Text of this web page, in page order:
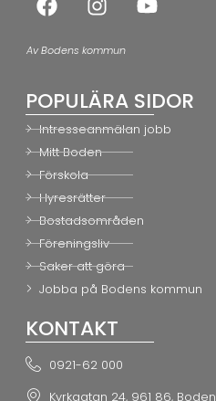
Av Bodens kommun
POPULÄRA SIDOR
Intresseanmälan jobb
Mitt Boden
Förskola
Hyresrätter
Bostadsområden
Föreningsliv
Saker att göra
Jobba på Bodens kommun
KONTAKT
0921-62 000
Kyrkgatan 24, 961 86, Boden